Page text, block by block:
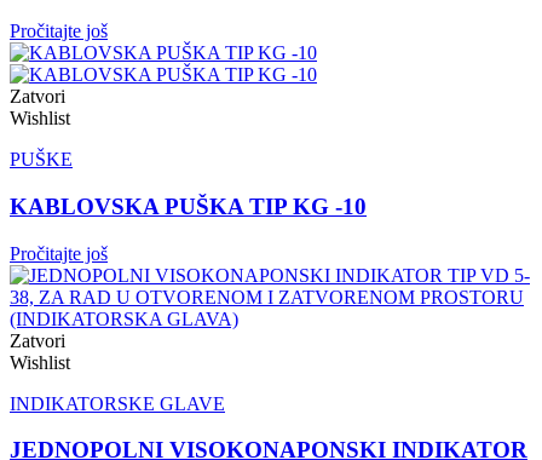
Pročitajte još
Zatvori
Wishlist
PUŠKE
KABLOVSKA PUŠKA TIP KG -10
Pročitajte još
Zatvori
Wishlist
INDIKATORSKE GLAVE
JEDNOPOLNI VISOKONAPONSKI INDIKATOR